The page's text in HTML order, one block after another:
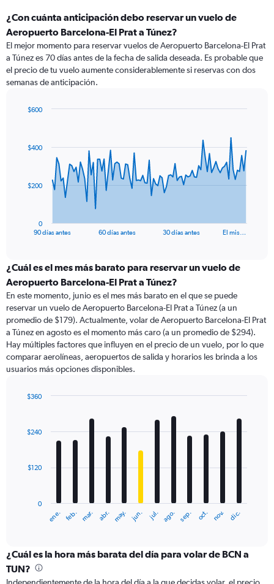
¿Con cuánta anticipación debo reservar un vuelo de
Aeropuerto Barcelona-El Prat a Túnez?
El mejor momento para reservar vuelos de Aeropuerto Barcelona-El Prat
a Túnez es 70 días antes de la fecha de salida deseada. Es probable que
el precio de tu vuelo aumente considerablemente si reservas con dos
semanas de anticipación.
data
The
categories.
Range:
91
categories.
The
chart
has
1
Y
axis
values.
to
90 días antes 60 días antes 30 días antes El mis…
0
$200
$400
$600
¿Cuál es el mes más barato para reservar un vuelo de
Aeropuerto Barcelona-El Prat a Túnez?
En este momento, junio es el mes más barato en el que se puede
reservar un vuelo de Aeropuerto Barcelona-El Prat a Túnez (a un
promedio de $179). Actualmente, volar de Aeropuerto Barcelona-El Prat
a Túnez en agosto es el momento más caro (a un promedio de $294).
Hay múltiples factores que influyen en el precio de un vuelo, por lo que
comparar aerolíneas, aeropuertos de salida y horarios les brinda a los
usuarios más opciones disponibles.
with
12
The
categories.
Range:
ene. feb. mar. abr. may. jun. jul. ago. sep. oct. nov. dic.
0
$120
$240
$360
¿Cuál es la hora más barata del día para volar de BCN a
TUN?